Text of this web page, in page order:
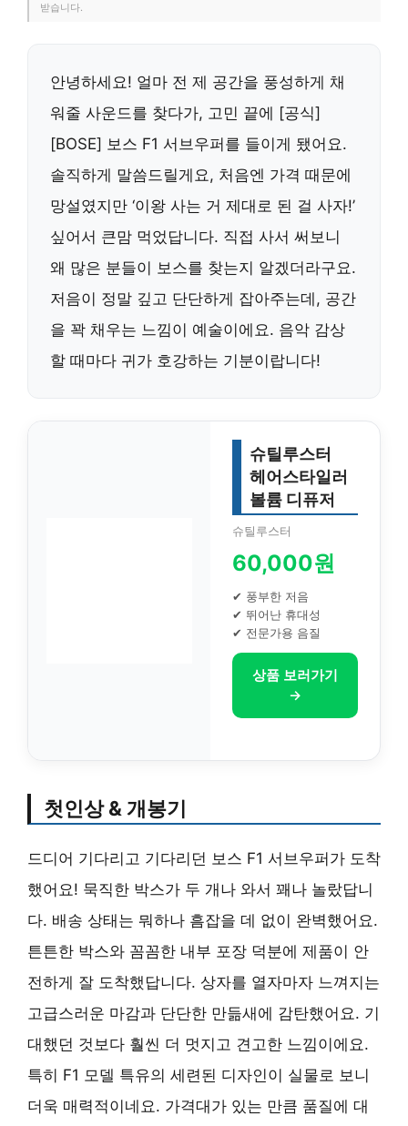
받습니다.
안녕하세요! 얼마 전 제 공간을 풍성하게 채
워줄 사운드를 찾다가, 고민 끝에 [공식]
[BOSE] 보스 F1 서브우퍼를 들이게 됐어요.
솔직하게 말씀드릴게요, 처음엔 가격 때문에
망설였지만 ‘이왕 사는 거 제대로 된 걸 사자!’
싶어서 큰맘 먹었답니다. 직접 사서 써보니
왜 많은 분들이 보스를 찾는지 알겠더라구요.
저음이 정말 깊고 단단하게 잡아주는데, 공간
을 꽉 채우는 느낌이 예술이에요. 음악 감상
할 때마다 귀가 호강하는 기분이랍니다!
슈틸루스터
헤어스타일러
볼륨 디퓨저
슈틸루스터
60,000원
✔ 풍부한 저음
✔ 뛰어난 휴대성
✔ 전문가용 음질
상품 보러가기
→
첫인상 & 개봉기
드디어 기다리고 기다리던 보스 F1 서브우퍼가 도착
했어요! 묵직한 박스가 두 개나 와서 꽤나 놀랐답니
다. 배송 상태는 뭐하나 흠잡을 데 없이 완벽했어요.
튼튼한 박스와 꼼꼼한 내부 포장 덕분에 제품이 안
전하게 잘 도착했답니다. 상자를 열자마자 느껴지는
고급스러운 마감과 단단한 만듦새에 감탄했어요. 기
대했던 것보다 훨씬 더 멋지고 견고한 느낌이에요.
특히 F1 모델 특유의 세련된 디자인이 실물로 보니
더욱 매력적이네요. 가격대가 있는 만큼 품질에 대